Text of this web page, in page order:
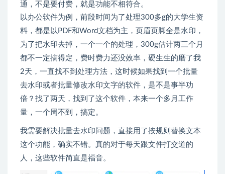
通，不是要付费，就是功能不相符合。
以办公软件为例，前段时间为了处理300多g的大学生资
料，都是以PDF和Word文档为主，页眉页脚全是水印，
为了把水印去掉，一个一个的处理，300g估计两三个月
都不一定搞得定，费时费力还没效率，硬生生的磨了我
2天，一直找不到处理方法，这时候如果找到一个批量
去水印或者批量修改水印文字的软件，是不是事半功
倍？找了两天，找到了这个软件，本来一个多月工作
量，一个周不到，搞定。
我需要解决批量去水印问题，直接用了按规则替换文本
这个功能，确实不错。真的对于每天跟文件打交道的
人，这些软件简直是福音。